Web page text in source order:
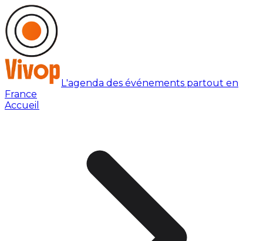
L'agenda des événements partout en
France
Accueil